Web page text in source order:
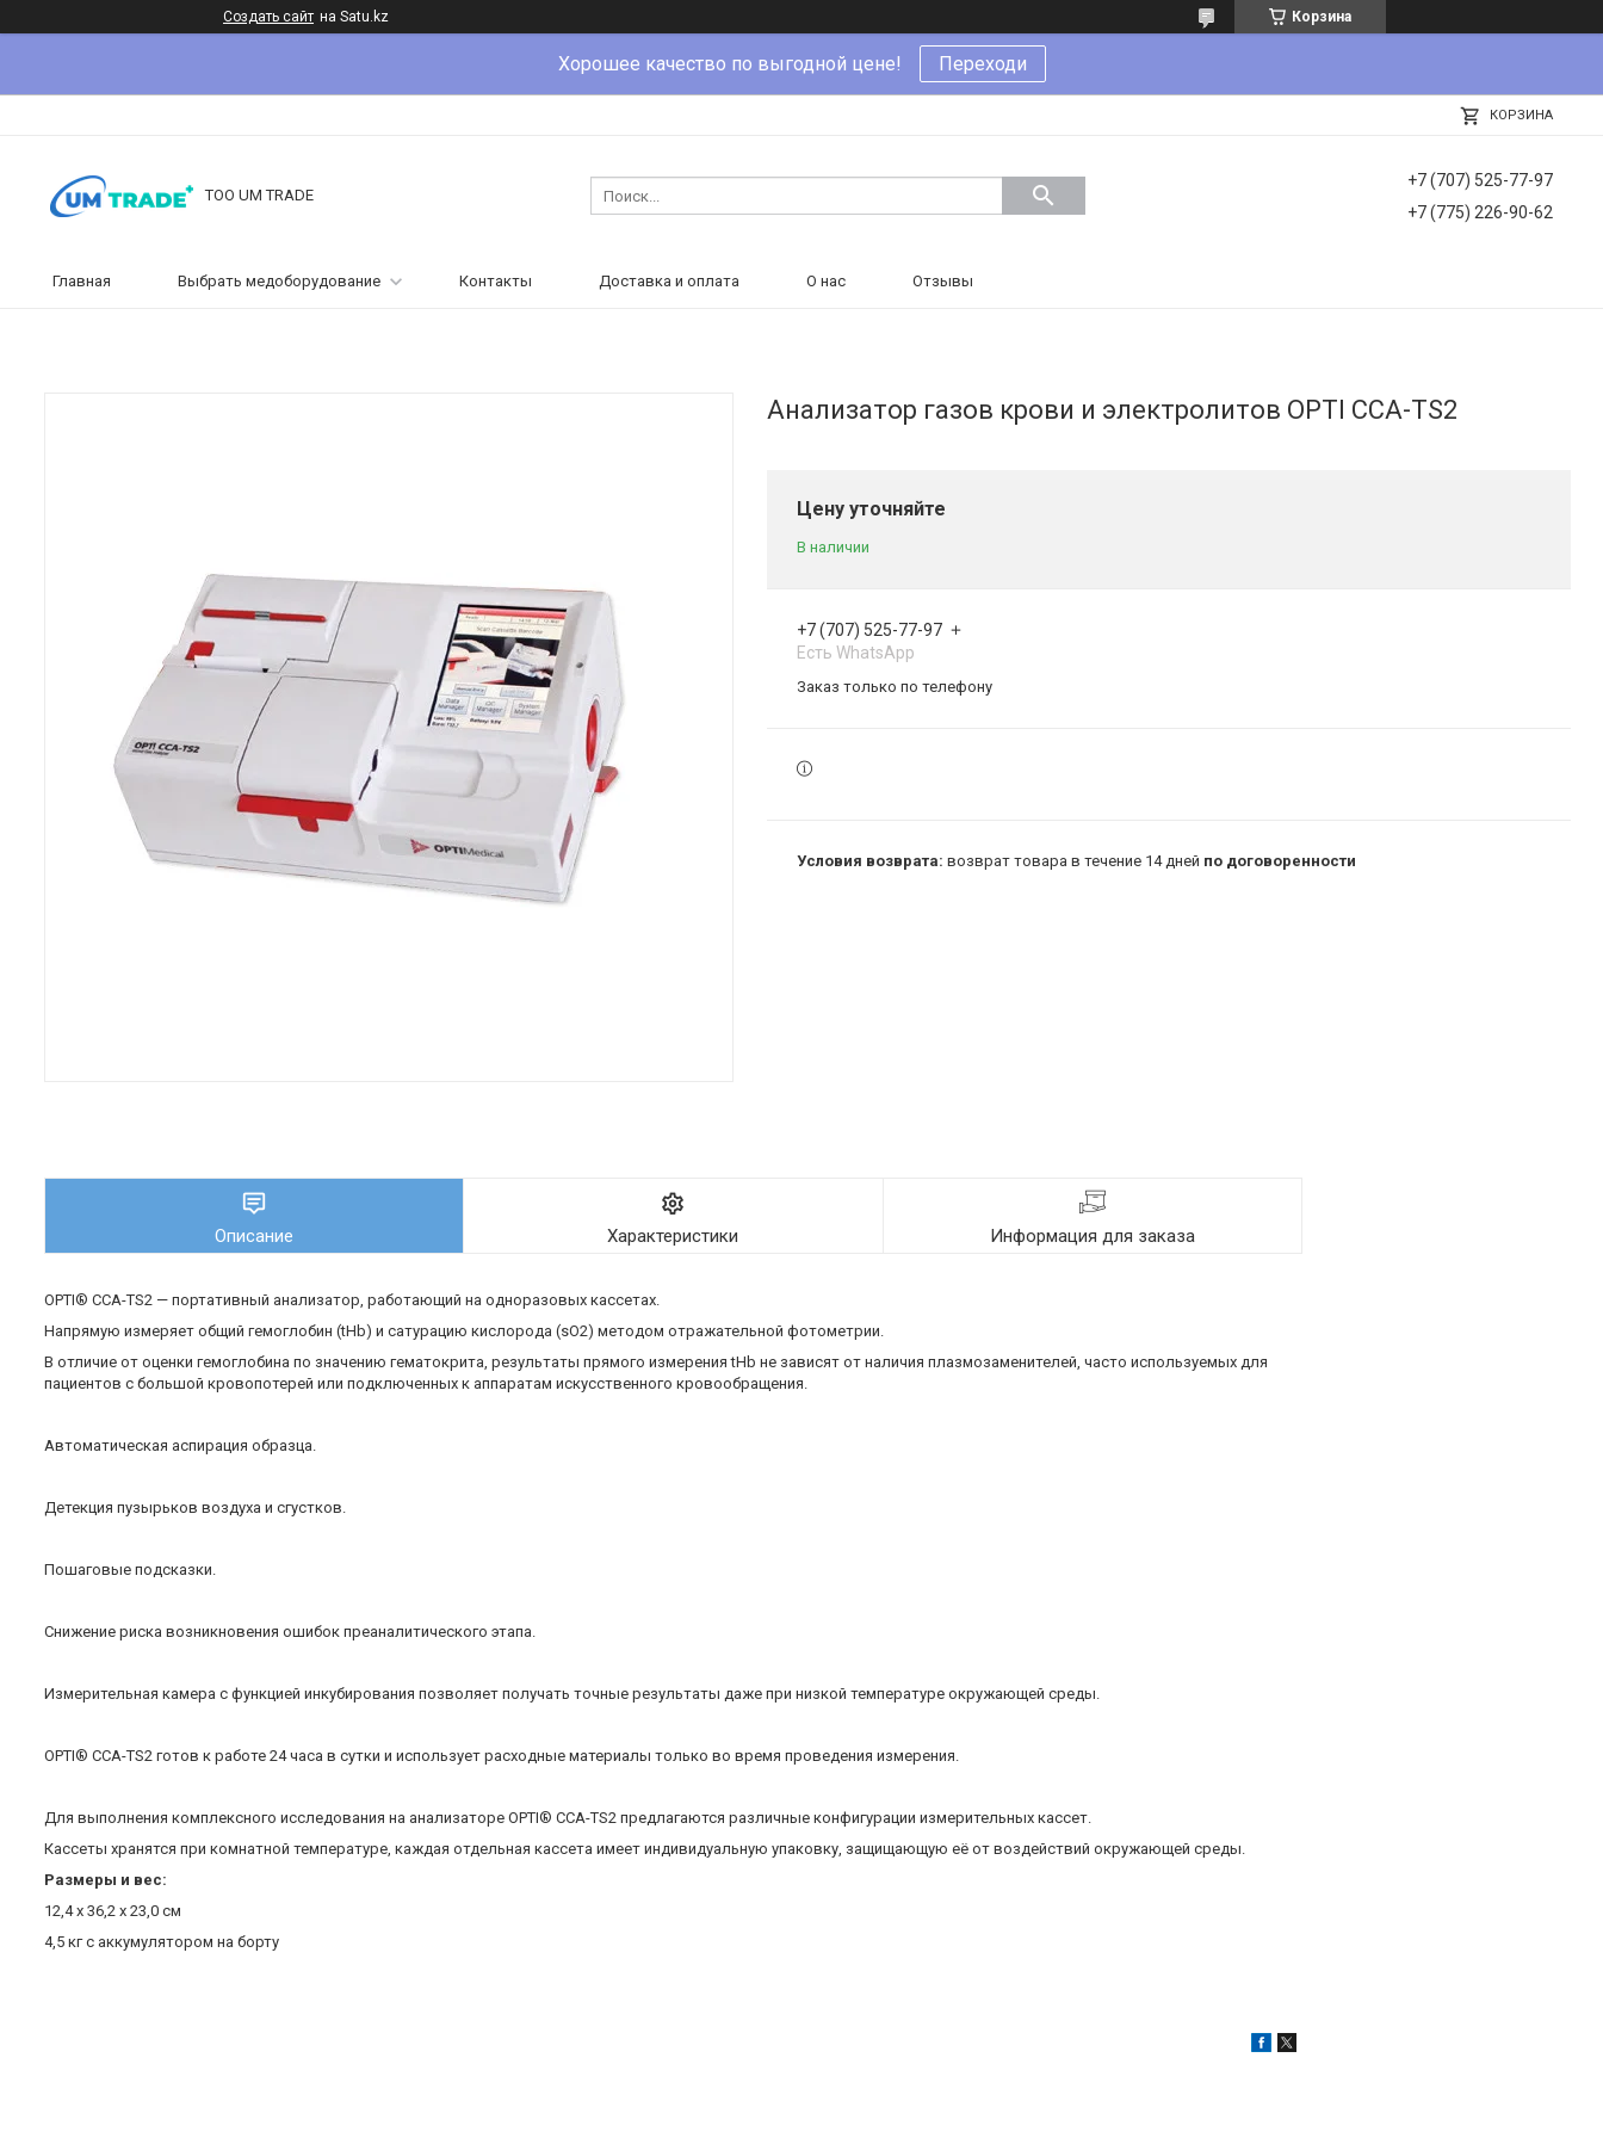
Создать сайт на Satu.kz Корзина
Хорошее качество по выгодной цене! Переходи
КОРЗИНА
ТОО UM TRADE
+7 (707) 525-77-97
+7 (775) 226-90-62
Главная Выбрать медоборудование Контакты Доставка и оплата О нас Отзывы
Анализатор газов крови и электролитов OPTI CCA-TS2
Цену уточняйте
В наличии
+7 (707) 525-77-97
Есть WhatsApp
Заказ только по телефону
возврат товара в течение 14 дней по договоренности
Описание Характеристики Информация для заказа
OPTI® CCA-TS2 — портативный анализатор, работающий на одноразовых кассетах.
Напрямую измеряет общий гемоглобин (tHb) и сатурацию кислорода (sO2) методом отражательной фотометрии.
В отличие от оценки гемоглобина по значению гематокрита, результаты прямого измерения tHb не зависят от наличия плазмозаменителей, часто используемых для
пациентов с большой кровопотерей или подключенных к аппаратам искусственного кровообращения.
Автоматическая аспирация образца.
Детекция пузырьков воздуха и сгустков.
Пошаговые подсказки.
Снижение риска возникновения ошибок преаналитического этапа.
Измерительная камера с функцией инкубирования позволяет получать точные результаты даже при низкой температуре окружающей среды.
OPTI® CCA-TS2 готов к работе 24 часа в сутки и использует расходные материалы только во время проведения измерения.
Для выполнения комплексного исследования на анализаторе OPTI® CCA-TS2 предлагаются различные конфигурации измерительных кассет.
Кассеты хранятся при комнатной температуре, каждая отдельная кассета имеет индивидуальную упаковку, защищающую её от воздействий окружающей среды.
Размеры и вес:
12,4 х 36,2 х 23,0 см
4,5 кг с аккумулятором на борту